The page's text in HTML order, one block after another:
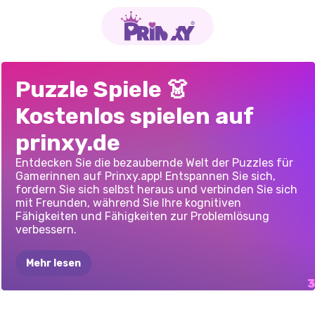
HUNTERS
DRACHEN-PUZZLE
PUZZLE-PORTRÄT
Puzzle Spiele 👗
Kostenlos spielen auf
prinxy.de
Entdecken Sie die bezaubernde Welt der Puzzles für
Gamerinnen auf Prinxy.app! Entspannen Sie sich,
fordern Sie sich selbst heraus und verbinden Sie sich
mit Freunden, während Sie Ihre kognitiven
Fähigkeiten und Fähigkeiten zur Problemlösung
verbessern.
Mehr lesen